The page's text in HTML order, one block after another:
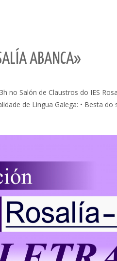
ABANCA»
no Salón de Claustros do IES
de Lingua Galega: • Besta